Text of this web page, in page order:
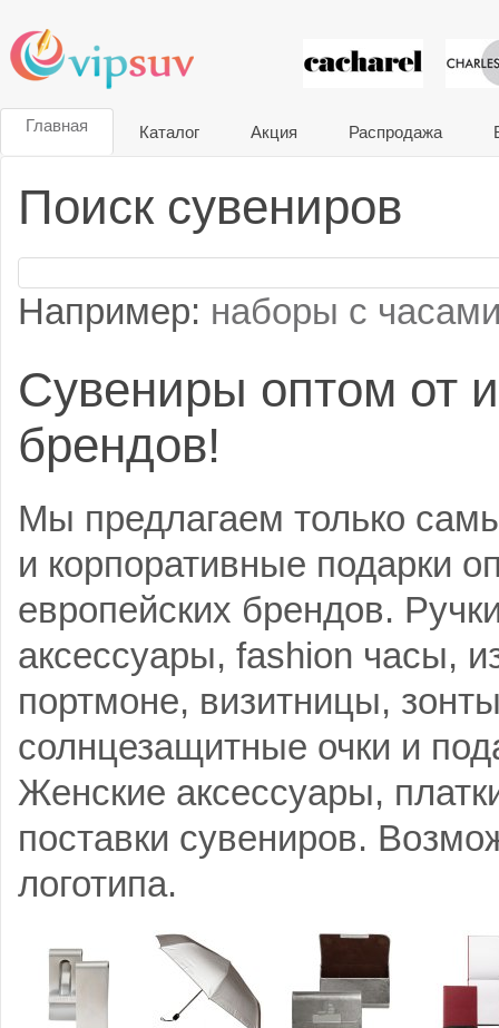
VIP
Главная Каталог Акция Распродажа
Поиск сувениров
Например: наборы с
Cувениры оптом от
брендов!
Мы предлагаем только
и корпоративные подарки
европейских брендов.
аксессуары, fashion часы,
портмоне, визитницы,
солнцезащитные очки и
Женские аксессуары,
поставки сувениров.
логотипа.